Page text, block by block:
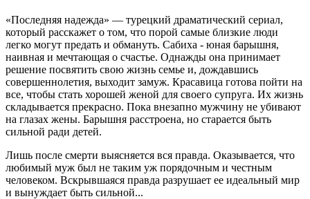
«Последняя надежда» — турецкий драматический сериал,
который расскажет о том, что порой самые близкие люди
легко могут предать и обмануть. Сабиха - юная барышня,
наивная и мечтающая о счастье. Однажды она принимает
решение посвятить свою жизнь семье и, дождавшись
совершеннолетия, выходит замуж. Красавица готова пойти на
все, чтобы стать хорошей женой для своего супруга. Их жизнь
складывается прекрасно. Пока внезапно мужчину не убивают
на глазах жены. Барышня расстроена, но старается быть
сильной ради детей.
Лишь после смерти выясняется вся правда. Оказывается, что
любимый муж был не таким уж порядочным и честным
человеком. Вскрывшаяся правда разрушает ее идеальный мир
и вынуждает быть сильной...